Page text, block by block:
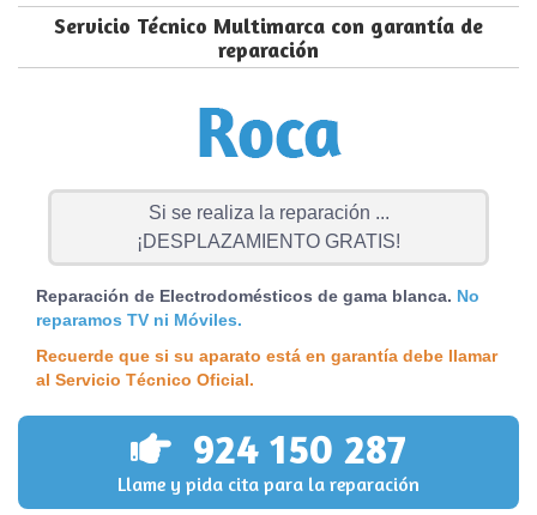
Servicio Técnico Multimarca con garantía de
reparación
Si se realiza la reparación ...
¡DESPLAZAMIENTO GRATIS!
Reparación de Electrodomésticos de gama blanca. No
reparamos TV ni Móviles.
Recuerde que si su aparato está en garantía debe llamar
al Servicio Técnico Oficial.
924 150 287
Llame y pida cita para la reparación